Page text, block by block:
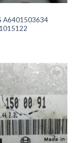
A6401503634
İstek
Listeme
Ekle